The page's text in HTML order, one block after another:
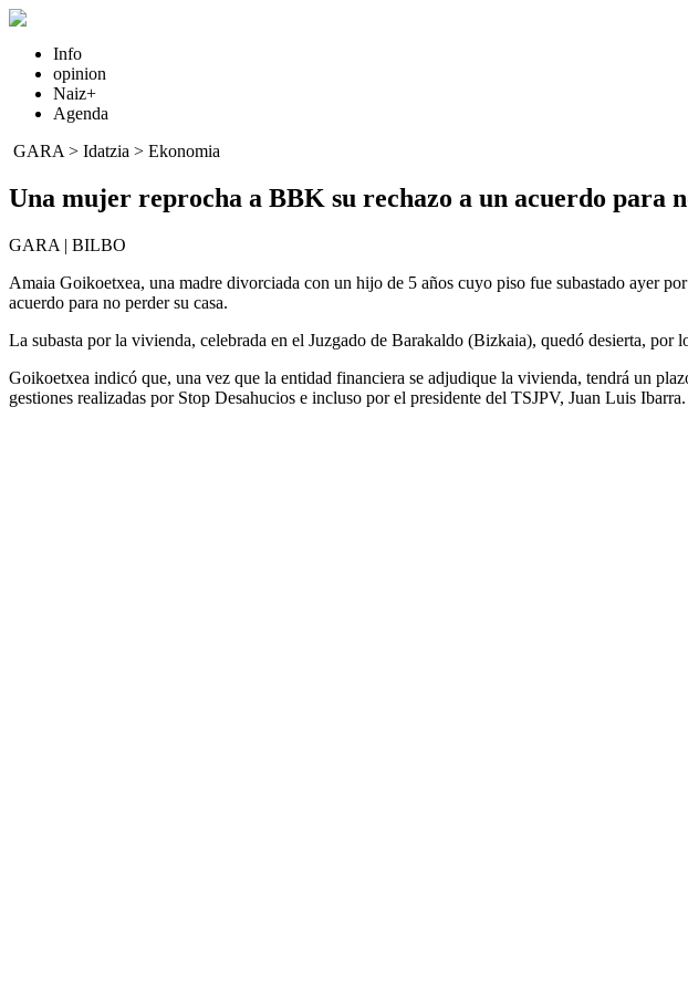
Info
opinion
Naiz+
Agenda
GARA > Idatzia > Ekonomia
Una mujer reprocha a BBK su rechazo a un acuerdo para
GARA | BILBO
Amaia Goikoetxea, una madre divorciada con un hijo de 5 años cuyo piso fue subastado ayer
acuerdo para no perder su casa.
La subasta por la vivienda, celebrada en el Juzgado de Barakaldo (Bizkaia), quedó desierta,
Goikoetxea indicó que, una vez que la entidad financiera se adjudique la vivienda, tendrá un
gestiones realizadas por Stop Desahucios e incluso por el presidente del TSJPV, Juan Luis Ibarra.